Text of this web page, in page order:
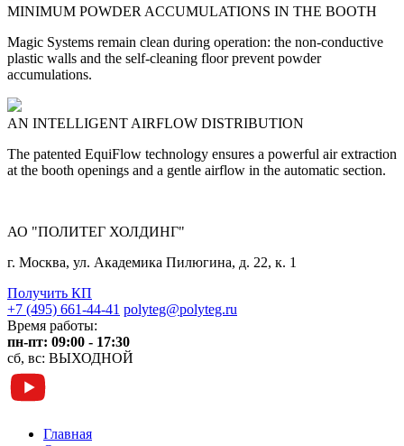
MINIMUM POWDER ACCUMULATIONS IN THE BOOTH
Magic Systems remain clean during operation: the non-conductive
plastic walls and the self-cleaning floor prevent powder
accumulations.
AN INTELLIGENT AIRFLOW DISTRIBUTION
The patented EquiFlow technology ensures a powerful air extraction
at the booth openings and a gentle airflow in the automatic section.
АО "ПОЛИТЕГ ХОЛДИНГ"
г. Москва, ул. Академика Пилюгина, д. 22, к. 1
Получить КП
+7 (495) 661-44-41 polyteg@polyteg.ru
Время работы:
пн-пт: 09:00 - 17:30
сб, вс: ВЫХОДНОЙ
Главная